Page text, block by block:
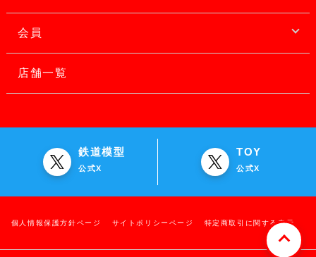
会員
店舗一覧
鉄道模型
公式X
TOY
公式X
個人情報保護方針ページ サイトポリシーページ 特定商取引に関する表示